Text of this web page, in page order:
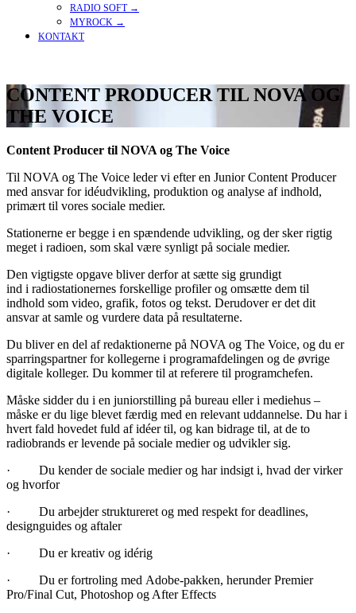
RADIO SOFT →
MYROCK →
KONTAKT
CONTENT PRODUCER TIL NOVA OG
THE VOICE
Content Producer til NOVA og The Voice
Til NOVA og The Voice leder vi efter en Junior Content Producer
med ansvar for idéudvikling, produktion og analyse af indhold,
primært til vores sociale medier.
Stationerne er begge i en spændende udvikling, og der sker rigtig
meget i radioen, som skal være synligt på sociale medier.
Den vigtigste opgave bliver derfor at sætte sig grundigt
ind i radiostationernes forskellige profiler og omsætte dem til
indhold som video, grafik, fotos og tekst. Derudover er det dit
ansvar at samle og vurdere data på resultaterne.
Du bliver en del af redaktionerne på NOVA og The Voice, og du er
sparringspartner for kollegerne i programafdelingen og de øvrige
digitale kolleger. Du kommer til at referere til programchefen.
Måske sidder du i en juniorstilling på bureau eller i mediehus –
måske er du lige blevet færdig med en relevant uddannelse. Du har i
hvert fald hovedet fuld af idéer til, og kan bidrage til, at de to
radiobrands er levende på sociale medier og udvikler sig.
· Du kender de sociale medier og har indsigt i, hvad der virker
og hvorfor
· Du arbejder struktureret og med respekt for deadlines,
designguides og aftaler
· Du er kreativ og idérig
· Du er fortroling med Adobe-pakken, herunder Premier
Pro/Final Cut, Photoshop og After Effects